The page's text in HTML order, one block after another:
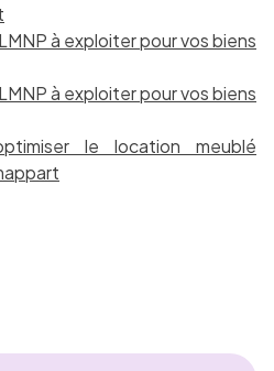
à exploiter pour vos biens
à exploiter pour vos biens
le location meublé